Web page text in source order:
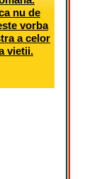
nu de
vorba
a celor
vietii.